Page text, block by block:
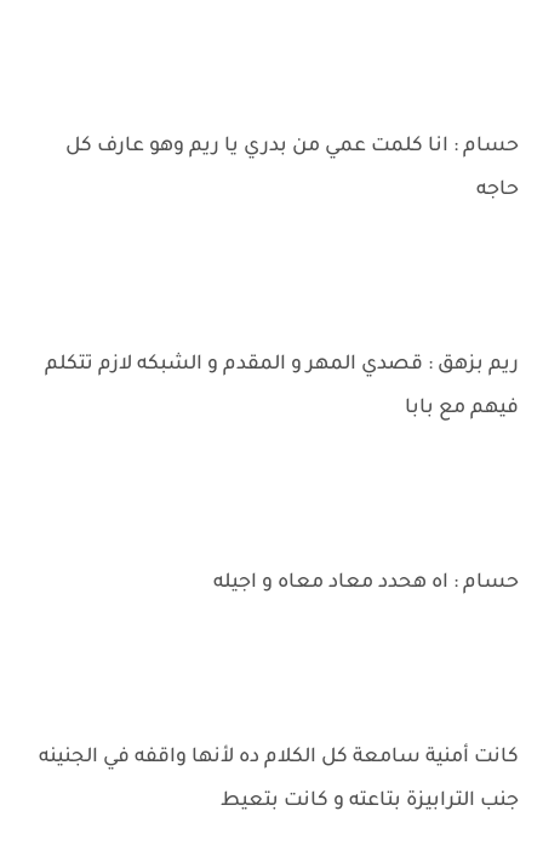
حسام : انا كلمت عمي من بدري يا ريم وهو عارف كل
حاجه
ريم بزهق : قصدي المهر و المقدم و الشبكه لازم تتكلم
فيهم مع بابا
حسام : اه هحدد معاد معاه و اجيله
كانت أمنية سامعة كل الكلام ده لأنها واقفه في الجنينه
جنب الترابيزة بتاعته و كانت بتعيط